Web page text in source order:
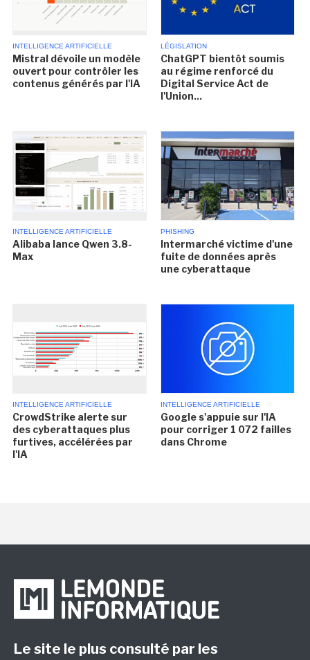
INTELLIGENCE ARTIFICIELLE
Mistral dévoile un modèle
ouvert pour contrôler les
contenus générés par l'IA
LÉGISLATION
ChatGPT bientôt soumis
au régime renforcé du
Digital Service Act de
l'Union...
INTELLIGENCE ARTIFICIELLE
Alibaba lance Qwen 3.8-
Max
PHISHING
Intermarché victime d'une
fuite de données après
une cyberattaque
INTELLIGENCE ARTIFICIELLE
CrowdStrike alerte sur
des cyberattaques plus
furtives, accélérées par
l'IA
INTELLIGENCE ARTIFICIELLE
Google s'appuie sur l'IA
pour corriger 1 072 failles
dans Chrome
Le site le plus consulté par les